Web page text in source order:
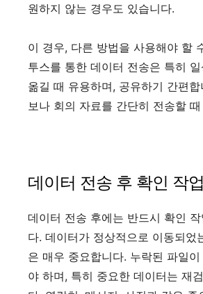
원하지 않는 경우도 있습니다.
이 경우, 다른 방법을 사용해야 할
투스를 통한 데이터 전송은 특히
옮길 때 유용하며, 공유하기 간편
보나 회의 자료를 간단히 전송할
데이터 전송 후 확인 작업
데이터 전송 후에는 반드시 확인
다. 데이터가 정상적으로 이동되었
은 매우 중요합니다. 누락된 파일
야 하며, 특히 중요한 데이터는 재